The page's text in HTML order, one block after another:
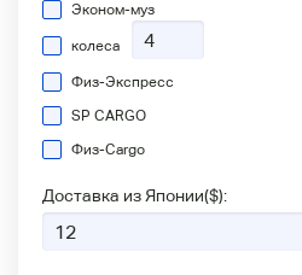
Эконом-муз
колеса
Физ-Экспресс
SP CARGO
Физ-Сargo
Доставка из Японии($):